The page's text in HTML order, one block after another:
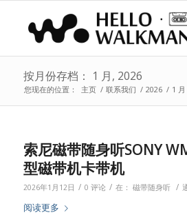
按月份存档： 1 月, 2026
您现在的位置： 主页 / 联系我们 / 2026 / 1 月
索尼磁带随身听SONY
型磁带机卡带机
2026年1月12日 / 0 评论 / 在： 磁带随身听 /
阅读更多